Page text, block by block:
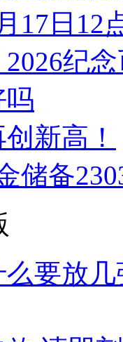
17日12
2026纪
吗
新高！
储备
要放